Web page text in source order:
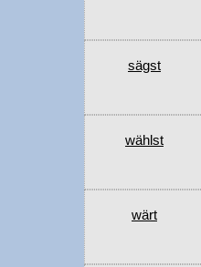
sägst
wählst
wärt